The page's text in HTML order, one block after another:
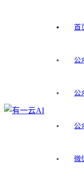
首
公
公
公
微